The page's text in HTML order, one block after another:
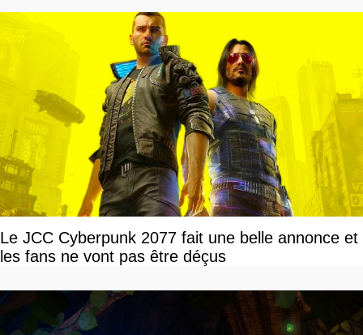
Le JCC Cyberpunk 2077 fait une belle annonce et
les fans ne vont pas être déçus